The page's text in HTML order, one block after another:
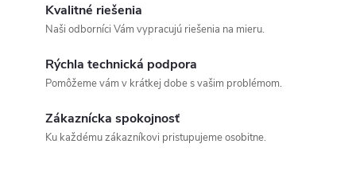
Kvalitné riešenia
Naši odborníci Vám vypracujú riešenia na mieru.
Rýchla technická podpora
Pomôžeme vám v krátkej dobe s vašim problémom.
Zákaznícka spokojnosť
Ku každému zákazníkovi pristupujeme osobitne.